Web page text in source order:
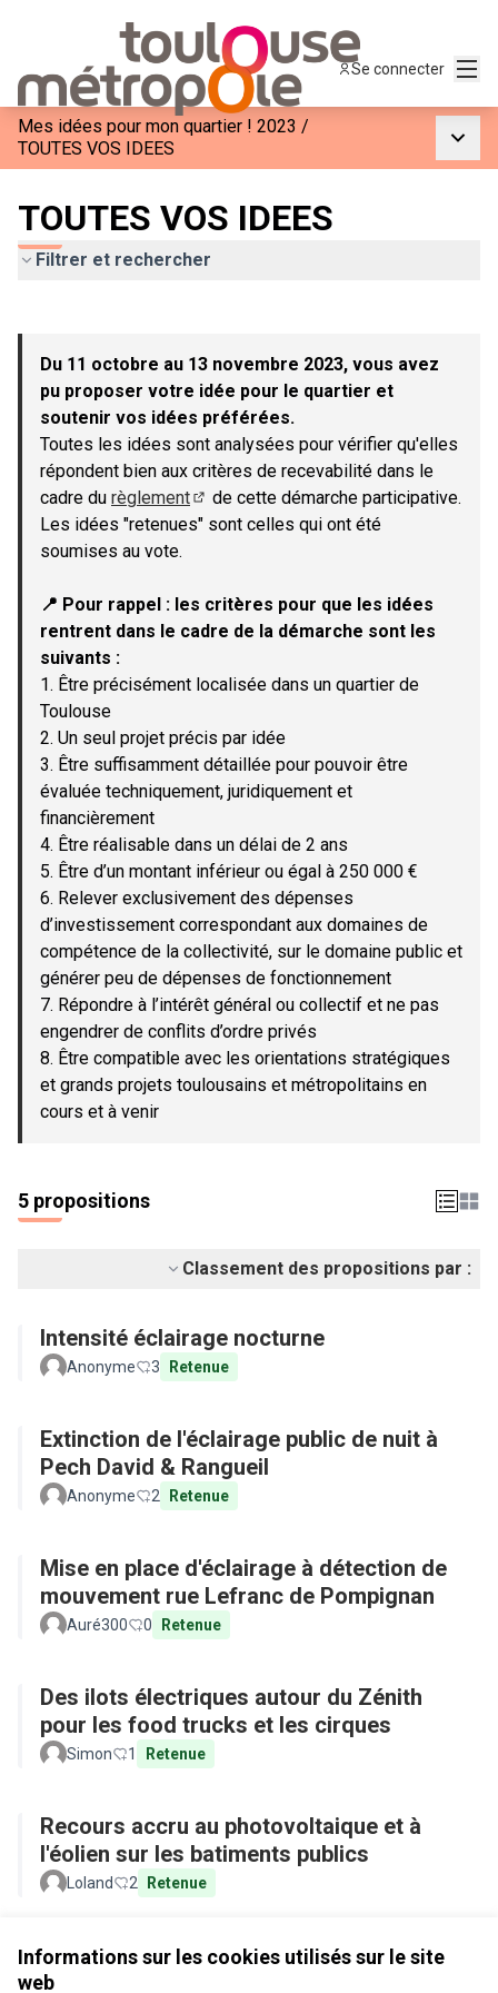
Informations sur les cookies utilisés sur le site
web
Se connecter
Mes idées pour mon quartier ! 2023 /
TOUTES VOS IDEES
TOUTES VOS IDEES
Filtrer et rechercher
−
Du 11 octobre au 13 novembre 2023, vous avez
pu proposer votre idée pour le quartier et
soutenir vos idées préférées.
Toutes les idées sont analysées pour vérifier qu'elles
répondent bien aux critères de recevabilité dans le
cadre du règlement
(Lien externe)
de cette démarche participative.
Les idées "retenues" sont celles qui ont été
soumises au vote.
📍 Pour rappel : les critères pour que les idées
rentrent dans le cadre de la démarche sont les
suivants :
1. Être précisément localisée dans un quartier de
Toulouse
2. Un seul projet précis par idée
3. Être suffisamment détaillée pour pouvoir être
évaluée techniquement, juridiquement et
financièrement
4. Être réalisable dans un délai de 2 ans
5. Être d’un montant inférieur ou égal à 250 000 €
6. Relever exclusivement des dépenses
d’investissement correspondant aux domaines de
compétence de la collectivité, sur le domaine public et
générer peu de dépenses de fonctionnement
7. Répondre à l’intérêt général ou collectif et ne pas
engendrer de conflits d’ordre privés
8. Être compatible avec les orientations stratégiques
et grands projets toulousains et métropolitains en
cours et à venir
5 propositions
Classement des propositions par :
Intensité éclairage nocturne
Anonyme 3 Retenue
Extinction de l'éclairage public de nuit à
Pech David & Rangueil
Anonyme 2 Retenue
Mise en place d'éclairage à détection de
mouvement rue Lefranc de Pompignan
Auré300 0 Retenue
Des ilots électriques autour du Zénith
pour les food trucks et les cirques
Simon 1 Retenue
Recours accru au photovoltaique et à
l'éolien sur les batiments publics
Loland 2 Retenue